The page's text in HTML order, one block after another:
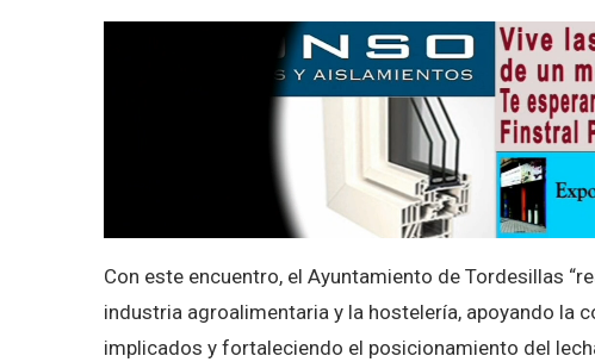
Con este encuentro, el Ayuntamiento de Tordesillas
industria agroalimentaria y la hostelería, apoyando la
implicados y fortaleciendo el posicionamiento del